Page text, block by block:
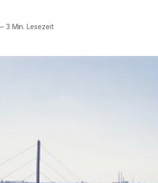
3 Min. Lesezeit